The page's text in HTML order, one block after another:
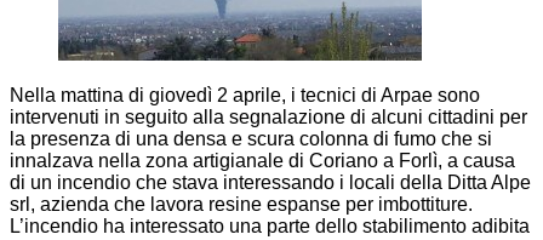
Nella mattina di giovedì 2 aprile, i tecnici di Arpae sono
intervenuti in seguito alla segnalazione di alcuni cittadini per
la presenza di una densa e scura colonna di fumo che si
innalzava nella zona artigianale di Coriano a Forlì, a causa
di un incendio che stava interessando i locali della Ditta Alpe
srl, azienda che lavora resine espanse per imbottiture.
L’incendio ha interessato una parte dello stabilimento adibita